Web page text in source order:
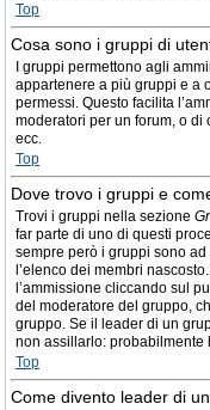
Top
Cosa sono i gruppi di
I gruppi permettono agli
appartenere a più gruppi e a
permessi. Questo facilita
moderatori per un forum, o di
ecc.
Top
Dove trovo i gruppi e
Trovi i gruppi nella sezione
far parte di uno di questi
sempre però i gruppi sono ad
l’elenco dei membri
l’ammissione cliccando sul
del moderatore del gruppo,
gruppo. Se il leader di un
non assillarlo: probabilmente
Top
Come divento leader di